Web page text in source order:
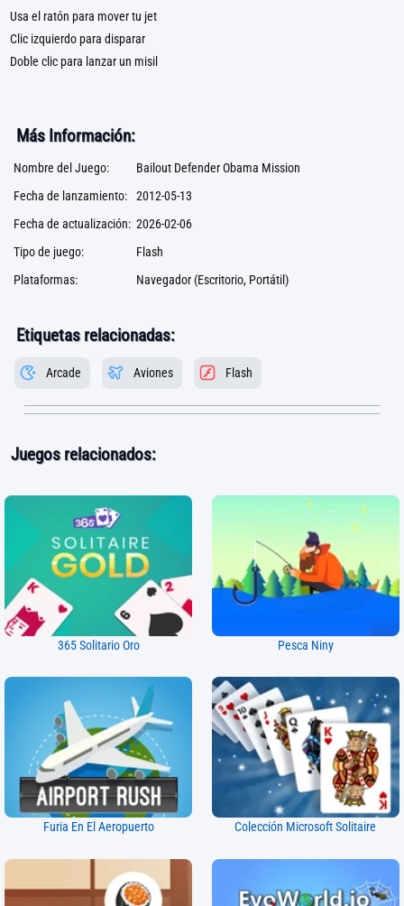
Usa el ratón para mover tu jet
Clic izquierdo para disparar
Doble clic para lanzar un misil
Más Información:
Nombre del Juego:
Bailout Defender Obama Mission
Fecha de lanzamiento: 2012-05-13
Fecha de actualización: 2026-02-06
Tipo de juego:
Flash
Plataformas:
Navegador (Escritorio, Portátil)
Etiquetas relacionadas:
Arcade Aviones Flash
Juegos relacionados:
365 Solitario Oro Pesca Niny
Furia En El Aeropuerto Colección Microsoft Solitaire